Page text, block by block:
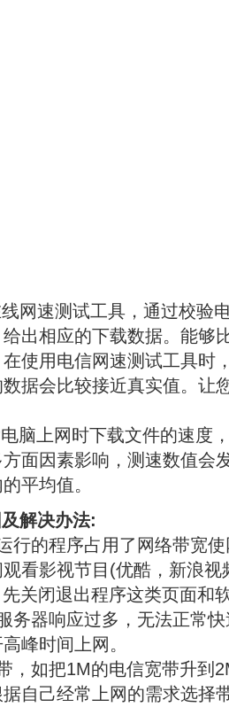
线网速测试工具，通过校验
出相应的下载数据。能够
使用电信网速测试工具时
据会比较接近真实值。让
脑上网时下载文件的速度
面因素影响，测速数值会
平均值。
解决办法:
行的程序占用了网络带宽
观看影视节目(优酷，新浪
关闭退出程序这类页面和
务器响应过多，无法正常
峰时间上网。
，如把1M的电信宽带升到
自己经常上网的需求选择